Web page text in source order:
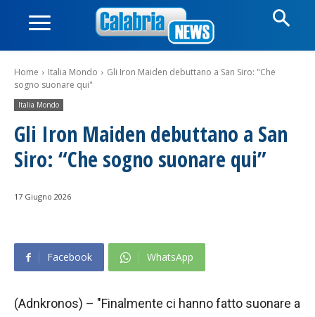
Home Italia Mondo
Gli Iron Maiden debuttano a San Siro: "Che
sogno suonare qui"
Italia Mondo
Gli Iron Maiden debuttano a San
Siro: “Che sogno suonare qui”
17 Giugno 2026
Facebook WhatsApp
(Adnkronos) – "Finalmente ci hanno fatto suonare a